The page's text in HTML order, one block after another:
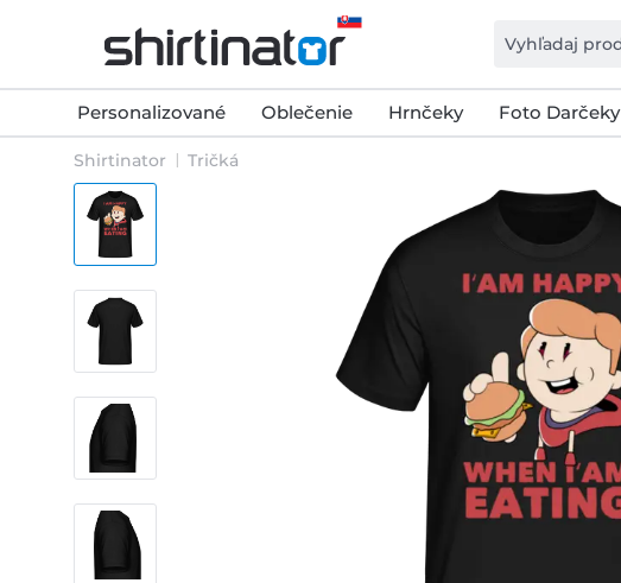
Personalizované Oblečenie Hrnčeky Foto Darčeky
Shirtinator Tričká